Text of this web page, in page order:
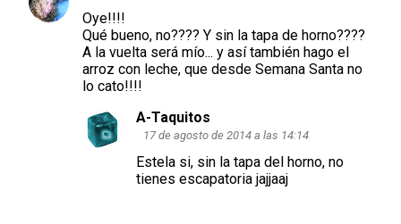
Oye!!!!
Qué bueno, no???? Y sin la tapa de horno????
A la vuelta será mío... y así también hago el
arroz con leche, que desde Semana Santa no
lo cato!!!!
A-Taquitos
17 de agosto de 2014 a las 14:14
Estela si, sin la tapa del horno, no
tienes escapatoria jajjaaj